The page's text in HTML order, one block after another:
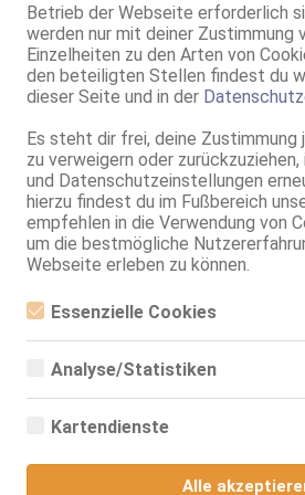
Betrieb der Webseite erforderlich
werden nur mit deiner Zustimmung
Einzelheiten zu den Arten von
den beteiligten Stellen findest du
dieser Seite und in der
Es steht dir frei, deine Zustimmung
zu verweigern oder
und Datenschutzeinstellungen
hierzu findest du im Fußbereich
empfehlen in die Verwendung von
um die bestmögliche
Webseite erleben zu können.
Essenzielle Cookies
Essenzielle Cookies sind alle
ermöglicht werden. Die Webseite kann
Analyse/Statistiken
Analyse- bzw. Statistikcookies sind
Zugriffsstatistiken dienen. Sie helfen
Informationen anonym gesammelt und
Kartendienste
Alle
ZK, AV, 69, DT, NSa, Franz
Kassel
Ts Palmy Thailand
Live Sex Cam
LIVE BarbieDoll
i am your doll
28 Jahre, 1.78m, weibl., 85 C
HD-Cam mit Ton: DE, EN, ES
Felsberg
JaJa AV Massage
80C, KF 36/38, 1.70m, total
Marburg
**Larissa V*gina**